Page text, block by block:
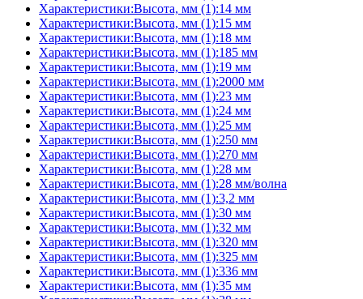
Характеристики:Высота, мм (1):14 мм
Характеристики:Высота, мм (1):15 мм
Характеристики:Высота, мм (1):18 мм
Характеристики:Высота, мм (1):185 мм
Характеристики:Высота, мм (1):19 мм
Характеристики:Высота, мм (1):2000 мм
Характеристики:Высота, мм (1):23 мм
Характеристики:Высота, мм (1):24 мм
Характеристики:Высота, мм (1):25 мм
Характеристики:Высота, мм (1):250 мм
Характеристики:Высота, мм (1):270 мм
Характеристики:Высота, мм (1):28 мм
Характеристики:Высота, мм (1):28 мм/волна
Характеристики:Высота, мм (1):3,2 мм
Характеристики:Высота, мм (1):30 мм
Характеристики:Высота, мм (1):32 мм
Характеристики:Высота, мм (1):320 мм
Характеристики:Высота, мм (1):325 мм
Характеристики:Высота, мм (1):336 мм
Характеристики:Высота, мм (1):35 мм